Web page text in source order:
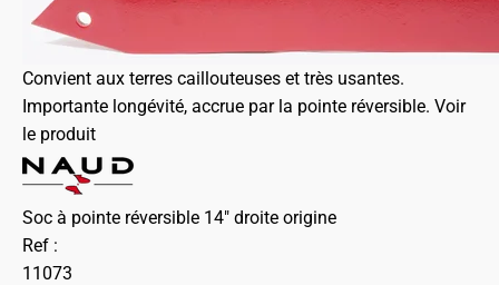
Convient aux terres caillouteuses et très usantes.
Importante longévité, accrue par la pointe réversible. Voir
le produit
Soc à pointe réversible 14" droite origine
Ref :
11073